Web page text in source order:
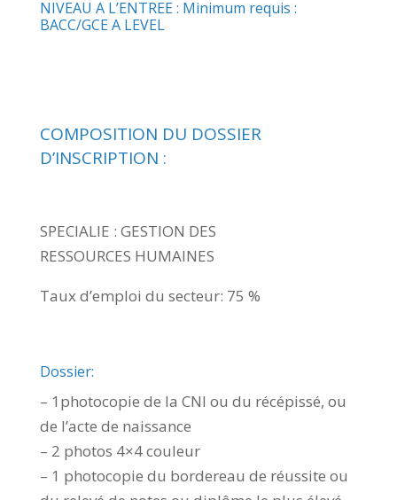
NIVEAU A L’ENTREE : Minimum requis :
BACC/GCE A LEVEL
COMPOSITION DU DOSSIER
D’INSCRIPTION :
SPECIALIE : GESTION DES
RESSOURCES HUMAINES
Taux d’emploi du secteur: 75 %
Dossier:
– 1photocopie de la CNI ou du récépissé, ou
de l’acte de naissance
– 2 photos 4×4 couleur
– 1 photocopie du bordereau de réussite ou